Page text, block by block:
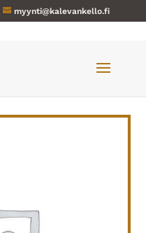
myynti@kalevankello.fi
/ Revue-036 ”shell”1971